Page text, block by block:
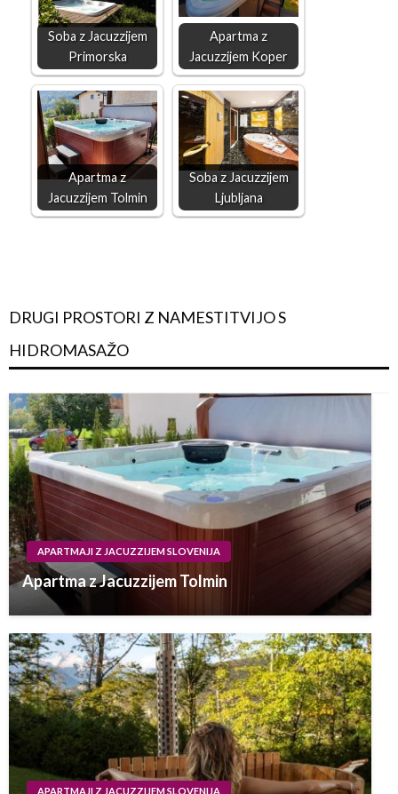
Soba z Jacuzzijem
Primorska
Apartma z
Jacuzzijem Koper
Apartma z
Jacuzzijem Tolmin
Soba z Jacuzzijem
Ljubljana
DRUGI PROSTORI Z NAMESTITVIJO S
HIDROMASAŽO
APARTMAJI Z JACUZZIJEM SLOVENIJA
Apartma z Jacuzzijem Tolmin
APARTMAJI Z JACUZZIJEM SLOVENIJA